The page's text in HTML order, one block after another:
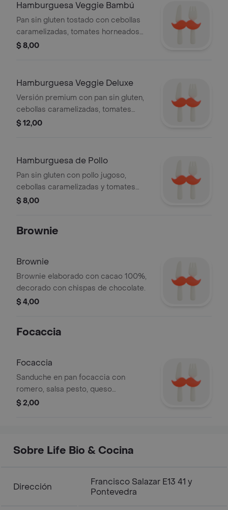
Hamburguesa Veggie Bambú
Pan sin gluten tostado con cebollas
caramelizadas, tomates horneados
llenos de sabor, fibra de bambú,
$ 8,00
Hamburguesa Veggie Deluxe
Versión premium con pan sin gluten,
cebollas caramelizadas, tomates
horneados, hongos salteados y fibra
$ 12,00
Hamburguesa de Pollo
Pan sin gluten con pollo jugoso,
cebollas caramelizadas y tomates
horneados que resaltan cada bocado
$ 8,00
Brownie
Brownie
Brownie elaborado con cacao 100%,
decorado con chispas de chocolate.
$ 4,00
Focaccia
Focaccia
Sanduche en pan focaccia con
romero, salsa pesto, queso
mozzarella y tomates cherry.
$ 2,00
Sobre Life Bio & Cocina
Dirección
Francisco Salazar E13 41 y
Pontevedra